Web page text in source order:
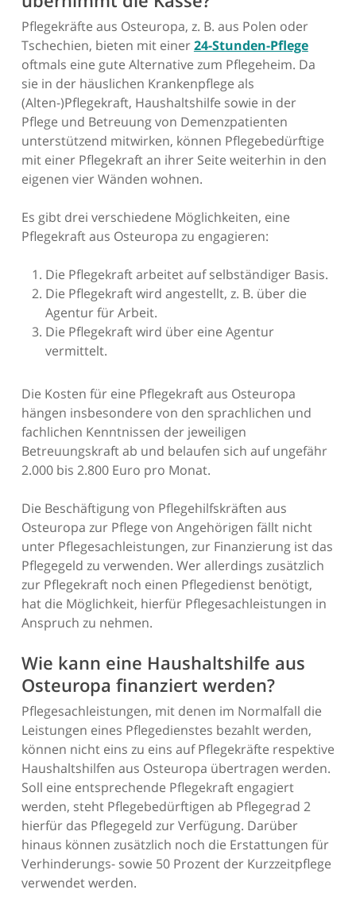
Pflegekräfte aus Osteuropa, z. B. aus Polen oder
Tschechien, bieten mit einer24-Stunden-Pflege
oftmals eine gute Alternative zum Pflegeheim. Da
sie in der häuslichen Krankenpflege als
(Alten-)Pflegekraft, Haushaltshilfe sowie in der
Pflege und Betreuung von Demenzpatienten
unterstützend mitwirken, können Pflegebedürftige
mit einer Pflegekraft an ihrer Seite weiterhin in den
eigenen vier Wänden wohnen.
Es gibt drei verschiedene Möglichkeiten, eine
Pflegekraft aus Osteuropa zu engagieren:
Die Pflegekraft arbeitet auf selbständiger Basis.
Die Pflegekraft wird angestellt, z. B. über die
Agentur für Arbeit.
Die Pflegekraft wird über eine Agentur
vermittelt.
Die Kosten für eine Pflegekraft aus Osteuropa
hängen insbesondere von den sprachlichen und
fachlichen Kenntnissen der jeweiligen
Betreuungskraft ab und belaufen sich auf ungefähr
2.000 bis 2.800 Euro pro Monat.
Die Beschäftigung von Pflegehilfskräften aus
Osteuropa zur Pflege von Angehörigen fällt nicht
unter Pflegesachleistungen, zur Finanzierung ist das
Pflegegeld zu verwenden. Wer allerdings zusätzlich
zur Pflegekraft noch einen Pflegedienst benötigt,
hat die Möglichkeit, hierfür Pflegesachleistungen in
Anspruch zu nehmen.
Wie kann eine Haushaltshilfe aus
Osteuropa finanziert werden?
Pflegesachleistungen, mit denen im Normalfall die
Leistungen eines Pflegedienstes bezahlt werden,
können nicht eins zu eins auf Pflegekräfte respektive
Haushaltshilfen aus Osteuropa übertragen werden.
Soll eine entsprechende Pflegekraft engagiert
werden, steht Pflegebedürftigen ab Pflegegrad 2
hierfür das Pflegegeld zur Verfügung. Darüber
hinaus können zusätzlich noch die Erstattungen für
Verhinderungs- sowie 50 Prozent der Kurzzeitpflege
verwendet werden.